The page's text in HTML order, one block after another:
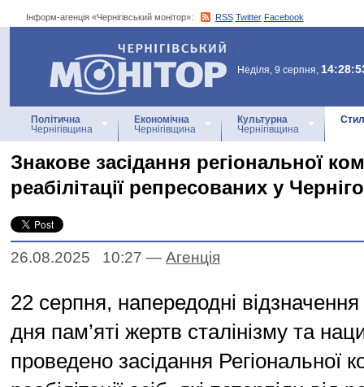
Інформ-агенція «Чернігівський монітор»: RSS Twitter Facebook
Інформ-агенція
«Чернігівський монітор»
Неділя, 9 серпня,
Політична
Чернігівщина
Економічна
Чернігівщина
Культурна
Чернігівщина
Знакове засідання регіональної
реабілітації репресованих у
26.08.2025 10:27 — Агенцiя
22 серпня, напередодні
дня пам’яті жертв сталінізму та
проведено засідання Регіональної